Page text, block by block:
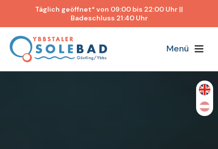
Täglich geöffnet* von 09:00 bis 22:00 Uhr ||
Badeschluss 21:40 Uhr